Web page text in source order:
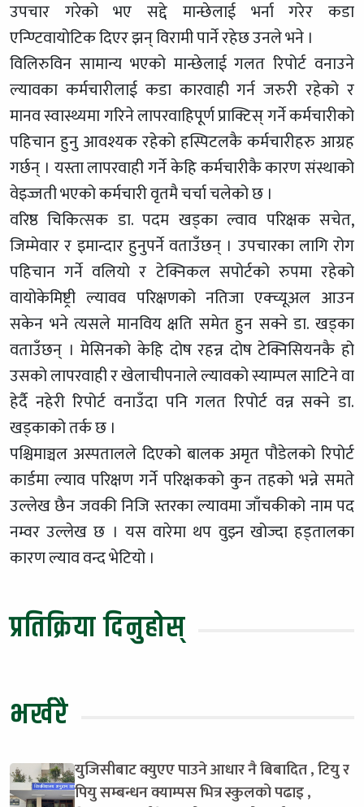
उपचार गरेको भए सद्दे मान्छेलाई भर्ना गरेर कडा
एन्ण्टिवायोटिक दिएर झन् विरामी पार्ने रहेछ उनले भने ।
विलिरुविन सामान्य भएको मान्छेलाई गलत रिपोर्ट वनाउने
ल्यावका कर्मचारीलाई कडा कारवाही गर्न जरुरी रहेको र
मानव स्वास्थ्यमा गरिने लापरवाहिपूर्ण प्राक्टिस् गर्ने कर्मचारीको
पहिचान हुनु आवश्यक रहेको हस्पिटलकै कर्मचारीहरु आग्रह
गर्छन् । यस्ता लापरवाही गर्ने केहि कर्मचारीकै कारण संस्थाको
वेइज्जती भएको कर्मचारी वृतमै चर्चा चलेको छ ।
वरिष्ठ चिकित्सक डा. पदम खड्का ल्वाव परिक्षक सचेत,
जिम्मेवार र इमान्दार हुनुपर्ने वताउँछन् । उपचारका लागि रोग
पहिचान गर्ने वलियो र टेक्निकल सपोर्टको रुपमा रहेको
वायोकेमिष्ट्री ल्यावव परिक्षणको नतिजा एक्च्यूअल आउन
सकेन भने त्यसले मानविय क्षति समेत हुन सक्ने डा. खड्का
वताउँछन् । मेसिनको केहि दोष रहन्न दोष टेक्निसियनकै हो
उसको लापरवाही र खेलाचीपनाले ल्यावको स्याम्पल साटिने वा
हेर्दै नहेरी रिपोर्ट वनाउँदा पनि गलत रिपोर्ट वन्न सक्ने डा.
खड्काको तर्क छ ।
पश्चिमाञ्चल अस्पतालले दिएको बालक अमृत पौडेलको रिपोर्ट
कार्डमा ल्याव परिक्षण गर्ने परिक्षकको कुन तहको भन्ने समते
उल्लेख छैन जवकी निजि स्तरका ल्यावमा जाँचकीको नाम पद
नम्वर उल्लेख छ । यस वारेमा थप वुझ्न खोज्दा हड्तालका
कारण ल्याव वन्द भेटियो ।
प्रतिक्रिया दिनुहोस्
भर्खरै
युजिसीबाट क्युएए पाउने आधार नै बिबादित , टियु र
पियु सम्बन्धन क्याम्पस भित्र स्कुलको पढाइ ,